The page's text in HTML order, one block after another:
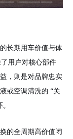
长期用车价值与体
用户对核心部件
，则是对品牌忠实
或空调清洗的 “关
的全周期高价值闭